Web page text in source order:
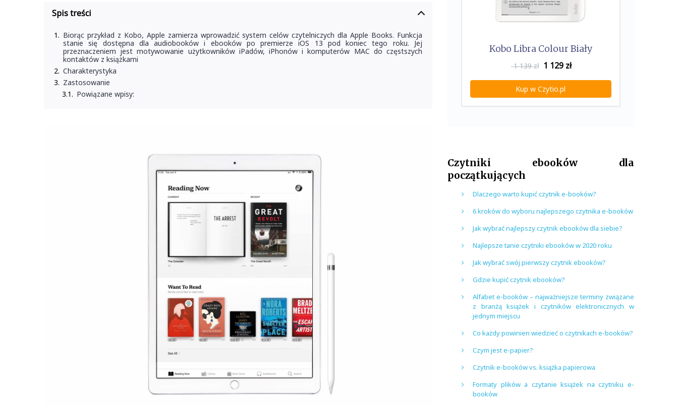
Spis treści
Biorąc przykład z Kobo, Apple zamierza wprowadzić system celów czytelniczych dla Apple Books. Funkcja
stanie się dostępna dla audiobooków i ebooków po premierze iOS 13 pod koniec tego roku. Jej
przeznaczeniem jest motywowanie użytkowników iPadów, iPhonów i komputerów MAC do częstszych
kontaktów z książkami
Charakterystyka
Zastosowanie
Powiązane wpisy:
Kobo Libra Colour Biały
1 139 zł 1 129 zł
Kup w Czytio.pl
Czytniki ebooków dla
początkujących
Dlaczego warto kupić czytnik e-booków?
6 kroków do wyboru najlepszego czytnika e-booków
Jak wybrać najlepszy czytnik ebooków dla siebie?
Najlepsze tanie czytniki ebooków w 2020 roku
Jak wybrać swój pierwszy czytnik ebooków?
Gdzie kupić czytnik ebooków?
Alfabet e-booków – najważniejsze terminy związane
z branżą książek i czytników elektronicznych w
jednym miejscu
Co każdy powinien wiedzieć o czytnikach e-booków?
Czym jest e-papier?
Czytnik e-booków vs. książka papierowa
Formaty plików a czytanie książek na czytniku e-
booków